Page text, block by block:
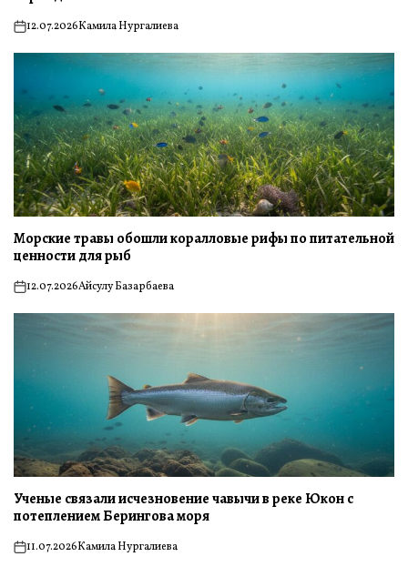
on12.07.2026Камила Нургалиева
Морские травы обошли коралловые рифы по питательной
ценности для рыб
on12.07.2026Айсулу Базарбаева
Ученые связали исчезновение чавычи в реке Юкон с
потеплением Берингова моря
on11.07.2026Камила Нургалиева